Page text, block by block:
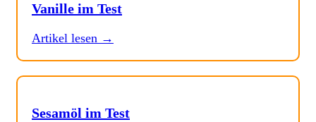
Vanille im Test
Artikel lesen →
Sesamöl im Test